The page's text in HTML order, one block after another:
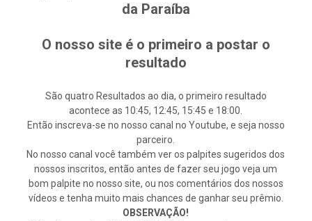
da Paraíba
O nosso site é o primeiro a postar o
resultado
São quatro Resultados ao dia, o primeiro resultado
acontece as 10:45, 12:45, 15:45 e 18:00.
Então inscreva-se no nosso canal no Youtube, e seja nosso
parceiro.
No nosso canal você também ver os palpites sugeridos dos
nossos inscritos, então antes de fazer seu jogo veja um
bom palpite no nosso site, ou nos comentários dos nossos
vídeos e tenha muito mais chances de ganhar seu prêmio.
OBSERVAÇÃO!